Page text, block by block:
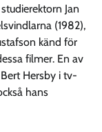
Jan
(1982),
känd för
filmer. En av
Hersby i tv-
hans